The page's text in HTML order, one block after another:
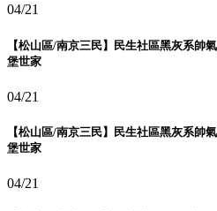
04/21
【松山區/南京三民】民生社區黑灰系帥
堡世家
04/21
【松山區/南京三民】民生社區黑灰系帥
堡世家
04/21